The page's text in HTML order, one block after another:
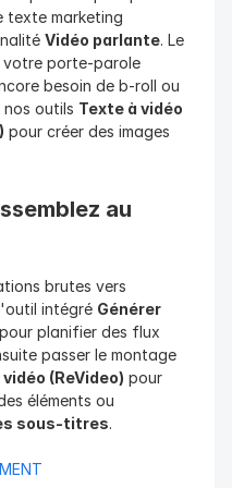
texte marketing
Vidéo parlante. Le
votre porte-parole
besoin de b-roll ou
nos outils Texte à vidéo
pour créer des images
au
brutes vers
intégré Générer
planifier des flux
passer le montage
(ReVideo) pour
éléments ou
sous-titres.